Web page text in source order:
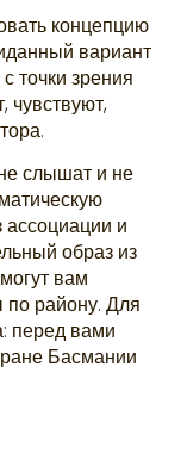
концепцию
вариант
точки зрения
чувствуют,
слышат и не
и
образ из
вам
району. Для
перед вами
Басмании